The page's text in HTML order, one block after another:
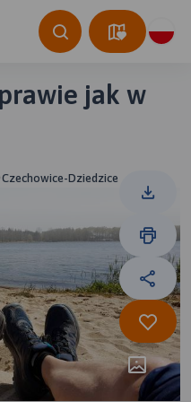
jak w
Czechowice-Dziedzice